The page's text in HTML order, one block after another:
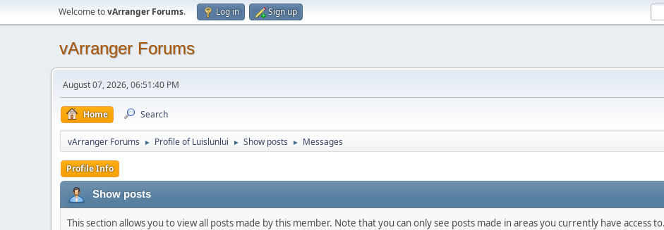
Welcome tovArranger Forums. Log in Sign up
vArranger Forums
August 07, 2026, 06:51:40 PM
Home Search
vArranger Forums ► Profile of Luislunlui ► Show posts ► Messages
Profile Info
Show posts
This section allows you to view all posts made by this member. Note that you can only see posts made in areas you currently have access to.